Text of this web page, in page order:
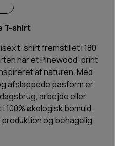
T-shirt
t-shirt fremstillet i 180
har et Pinewood-print
af naturen. Med
afslappede pasform er
arbejde eller
økologisk bomuld,
og behagelig